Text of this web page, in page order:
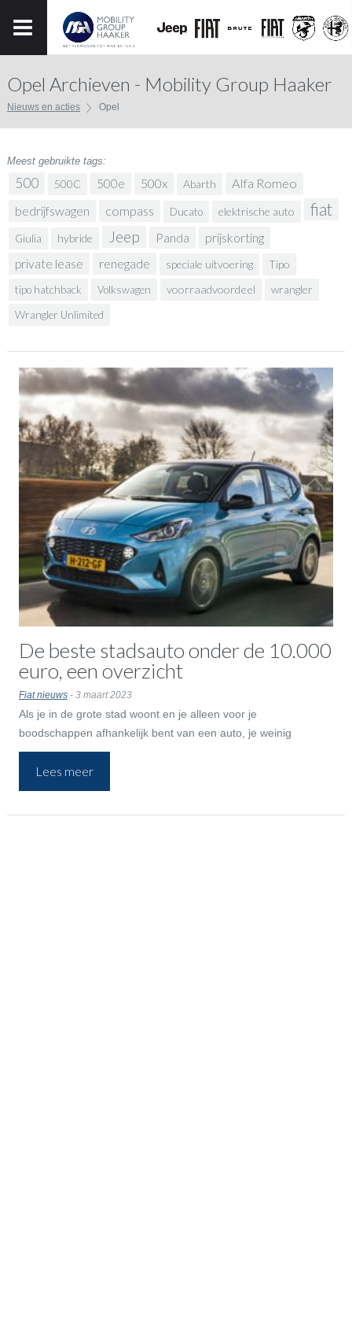
Opel Archieven - Mobility Group Haaker
Nieuws en acties Opel
Meest gebruikte tags:
500 500C 500e 500x Abarth
Alfa Romeo
bedrijfswagen
compass Ducato elektrische auto fiat
Giulia hybride Jeep Panda prijskorting
private lease renegade speciale uitvoering Tipo
tipo hatchback Volkswagen voorraadvoordeel wrangler
Wrangler Unlimited
De beste stadsauto onder de 10.000
euro, een overzicht
Fiat nieuws- 3 maart 2023
Als je in de grote stad woont en je alleen voor je
boodschappen afhankelijk bent van een auto, je weinig
kilometers maakt en je niet een megabedrag aan
houderschapsbelasting wilt betalen, dan is een kleine
stadsauto ideaal. Zo’n auto bevindt zich in het A-segment en is
Lees meer